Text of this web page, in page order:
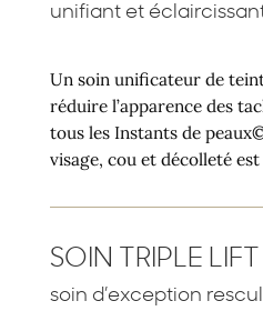
unifiant et
Un soin unificateur de
réduire l’apparence des
tous les Instants de
visage, cou et décolleté
SOIN TRIPLE LIFT
soin d’exception